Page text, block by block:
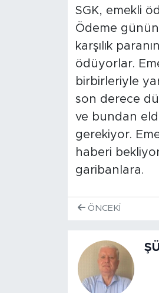
SGK, emekli
Ödeme
karşılık
ödüyorlar.
birbirleriyle
son derece
ve bundan
gerekiyor.
haberi
garibanlara.
ÖNCEKI